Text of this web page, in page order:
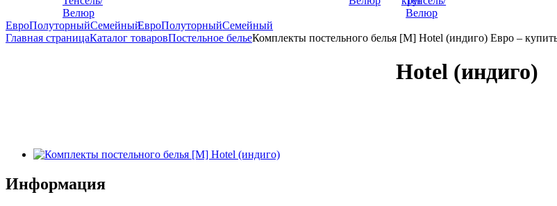
Велюр
ЕвроПолуторныйСемейный
Велюр
ЕвроПолуторныйСемейный
Главная страницаКаталог товаровПостельное бельеКомплекты постельного белья [М] Hotel (индиго) Евро –
Hotel (индиго)
Информация